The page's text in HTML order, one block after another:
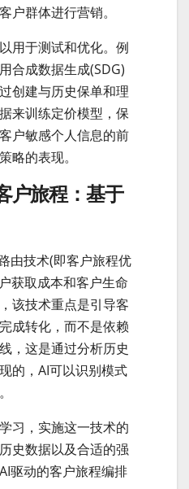
户群体进行营销。
用于测试和优化。例
合成数据生成(SDG)
创建与历史保单和理
来训练定价模型，保
户敏感个人信息的前
略的表现。
户旅程：基于
由技术(即客户旅程优
获取成本和客户生命
该技术重点是引导客
成转化，而不是依赖
，这是通过分析历史
的，AI可以识别模式
习，实施这一技术的
史数据以及合适的强
驱动的客户旅程编排